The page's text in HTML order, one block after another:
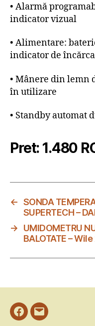
• Alarmă
indicator vizual
• Alimentare:
indicator de
• Mânere din lemn
în utilizare
• Standby automat
Pret: 1.480
← SONDA
SUPERTECH –
→
UMIDOMETRU
BALOTATE –
Facebook
Email